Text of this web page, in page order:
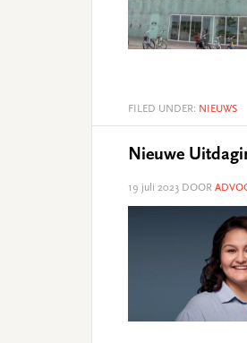
FILED UNDER: NIEUWS
Nieuwe
19 juli 2023 DOOR